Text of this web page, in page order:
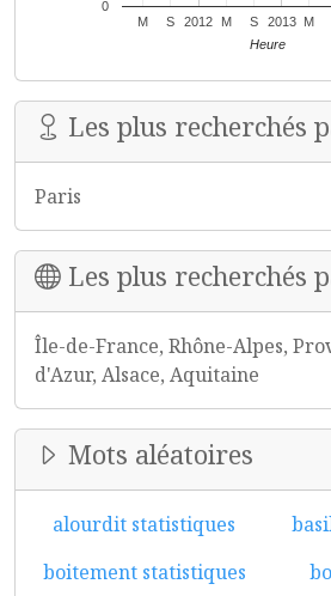
2012 2013
M S M S M
0
Heure
Les plus recherchés
Paris
Les plus recherchés
Île-de-France, Rhône-Alpes,
d'Azur, Alsace, Aquitaine
Mots aléatoires
alourdit statistiques
boitement statistiques